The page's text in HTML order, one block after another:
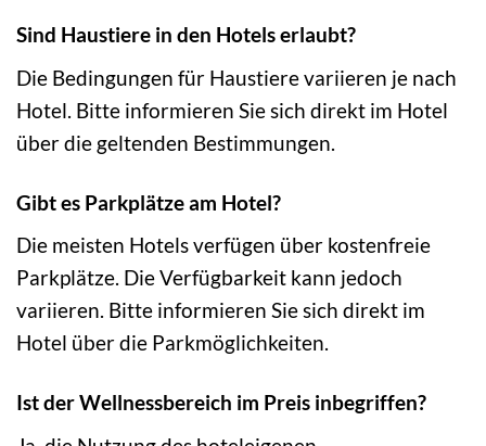
Sind Haustiere in den Hotels erlaubt?
Die Bedingungen für Haustiere variieren je nach
Hotel. Bitte informieren Sie sich direkt im Hotel
über die geltenden Bestimmungen.
Gibt es Parkplätze am Hotel?
Die meisten Hotels verfügen über kostenfreie
Parkplätze. Die Verfügbarkeit kann jedoch
variieren. Bitte informieren Sie sich direkt im
Hotel über die Parkmöglichkeiten.
Ist der Wellnessbereich im Preis inbegriffen?